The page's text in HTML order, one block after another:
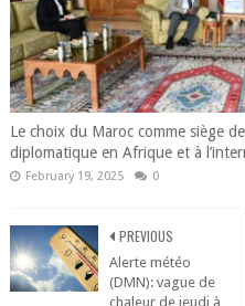
Le choix du Maroc comme siège
diplomatique en Afrique et à
February 19, 2025 0
PREVIOUS
Alerte météo
(DMN): vague de
chaleur de jeudi à